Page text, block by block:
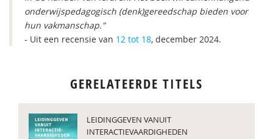
onderwijspedagogisch (denk)gereedschap bieden voor
hun vakmanschap."
- Uit een recensie van 12 tot 18, december 2024.
GERELATEERDE TITELS
LEIDINGGEVEN VANUIT
INTERACTIEVAARDIGHEDEN